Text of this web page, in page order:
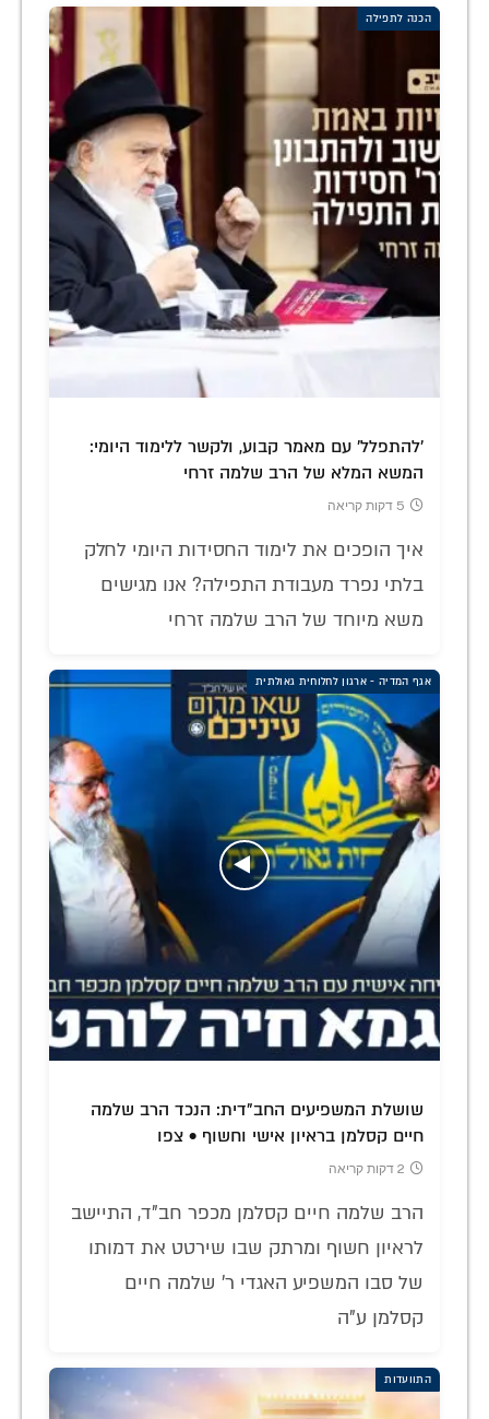
הכנה לתפילה
'להתפלל' עם מאמר קבוע, ולקשר ללימוד היומי:
המשא המלא של הרב שלמה זרחי
5 דקות קריאה
איך הופכים את לימוד החסידות היומי לחלק
בלתי נפרד מעבודת התפילה? אנו מגישים
משא מיוחד של הרב שלמה זרחי
אגף המדיה - ארגון לחלוחית גאולתית
שושלת המשפיעים החב"דית: הנכד הרב שלמה
חיים קסלמן בראיון אישי וחשוף • צפו
2 דקות קריאה
הרב שלמה חיים קסלמן מכפר חב"ד, התיישב
לראיון חשוף ומרתק שבו שירטט את דמותו
של סבו המשפיע האגדי ר' שלמה חיים
קסלמן ע"ה
התוועדות